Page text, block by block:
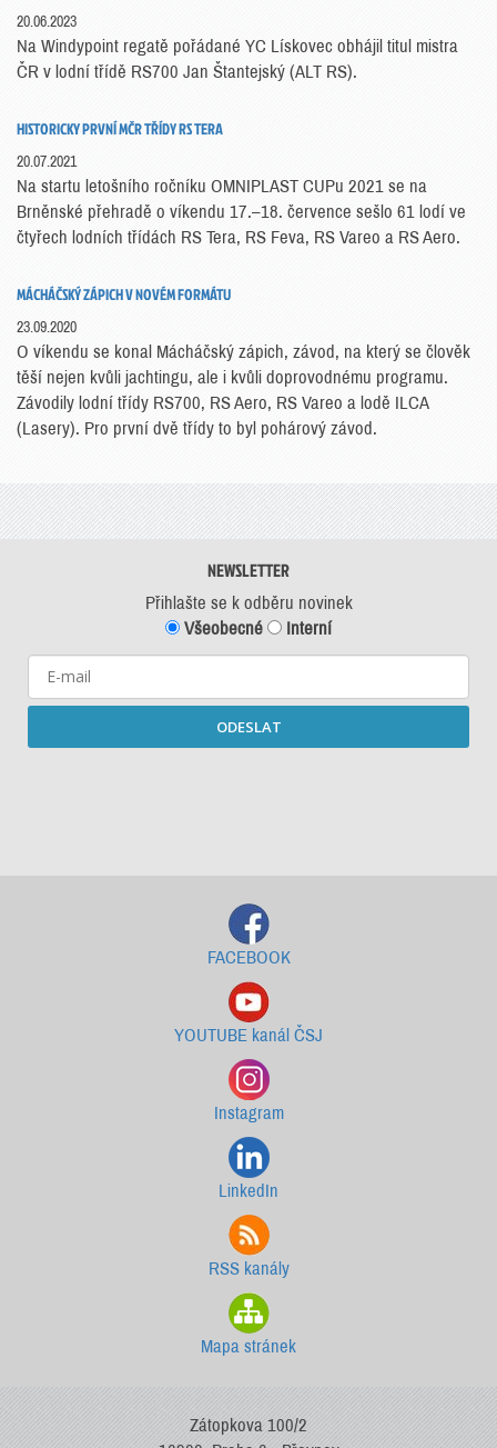
20.06.2023
Na Windypoint regatě pořádané YC Lískovec obhájil titul mistra
ČR v lodní třídě RS700 Jan Štantejský (ALT RS).
HISTORICKY PRVNÍ MČR TŘÍDY RS TERA
20.07.2021
Na startu letošního ročníku OMNIPLAST CUPu 2021 se na
Brněnské přehradě o víkendu 17.–18. července sešlo 61 lodí ve
čtyřech lodních třídách RS Tera, RS Feva, RS Vareo a RS Aero.
MÁCHÁČSKÝ ZÁPICH V NOVÉM FORMÁTU
23.09.2020
O víkendu se konal Mácháčský zápich, závod, na který se člověk
těší nejen kvůli jachtingu, ale i kvůli doprovodnému programu.
Závodily lodní třídy RS700, RS Aero, RS Vareo a lodě ILCA
(Lasery). Pro první dvě třídy to byl pohárový závod.
NEWSLETTER
Přihlašte se k odběru novinek
Všeobecné
Interní
ODESLAT
FACEBOOK
YOUTUBE kanál ČSJ
Instagram
LinkedIn
RSS kanály
Mapa stránek
Zátopkova 100/2